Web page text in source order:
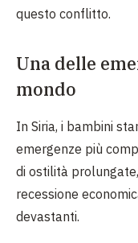
questo conflitto.
Una delle
mondo
In Siria, i bambini
emergenze più
di ostilità
recessione
devastanti.